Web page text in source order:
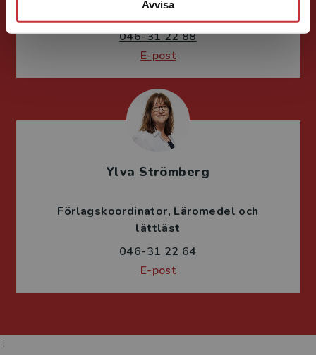
Avvisa
Redaktionschef Svenska/Engelska
046-31 22 88
E-post
Ylva Strömberg
Förlagskoordinator Läromedel och
lättläst
046-31 22 64
E-post
;